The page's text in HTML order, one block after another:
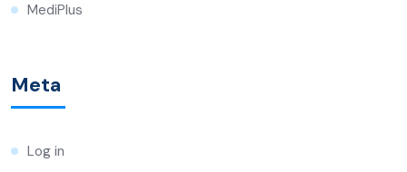
MediPlus
Meta
Log in